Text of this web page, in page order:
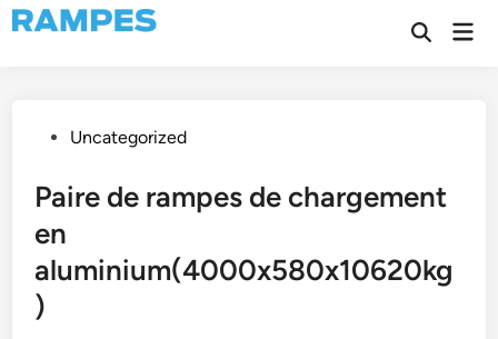
Skip
to
Open
PostedUncategorized
Paire de rampes de chargement
en
aluminium(4000x580x10620kg
)